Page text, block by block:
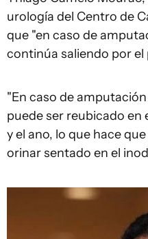
urología del Centro de
que "en caso de
continúa saliendo por el
"En caso de
puede ser reubicado en
y el ano, lo que hace
orinar sentado en el